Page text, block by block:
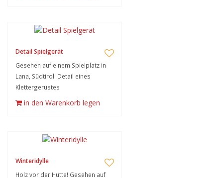
Detail Spielgerät
Gesehen auf einem Spielplatz in
Lana, Südtirol: Detail eines
Klettergerüstes
in den Warenkorb legen
Winteridylle
Holz vor der Hütte! Gesehen auf